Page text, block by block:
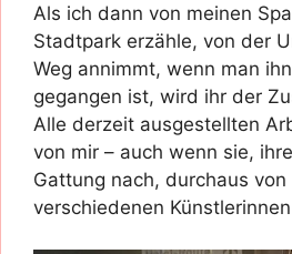
Als ich dann von meinen
Stadtpark erzähle, von der
Weg annimmt, wenn man
gegangen ist, wird ihr der
Alle derzeit ausgestellten
von mir – auch wenn sie,
Gattung nach, durchaus von
verschiedenen